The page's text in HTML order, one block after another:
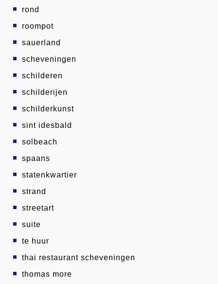
rond
roompot
sauerland
scheveningen
schilderen
schilderijen
schilderkunst
sint idesbald
solbeach
spaans
statenkwartier
strand
streetart
suite
te huur
thai restaurant scheveningen
thomas more